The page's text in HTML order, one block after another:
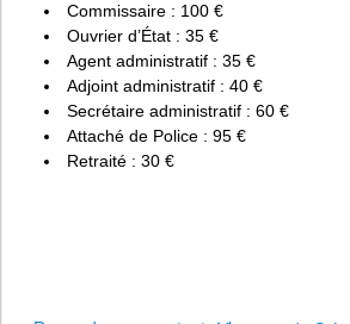
Commissaire : 100 €
Ouvrier d’État : 35 €
Agent administratif : 35 €
Adjoint administratif : 40 €
Secrétaire administratif : 60 €
Attaché de Police : 95 €
Retraité : 30 €